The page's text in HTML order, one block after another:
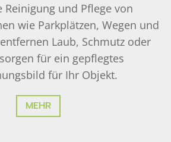
Reinigung und Pflege von
wie Parkplätzen, Wegen und
Laub, Schmutz oder
für ein gepflegtes
für Ihr Objekt.
MEHR